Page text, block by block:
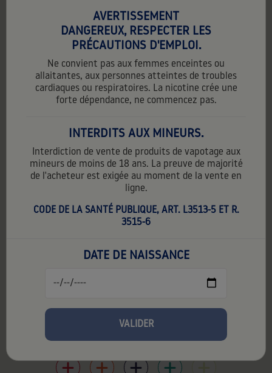
AVERTISSEMENT
DANGEREUX, RESPECTER LES
PRÉCAUTIONS D'EMPLOI.
Ne convient pas aux femmes enceintes ou
allaitantes, aux personnes atteintes de troubles
cardiaques ou respiratoires. La nicotine crée une
forte dépendance, ne commencez pas.
INTERDITS AUX MINEURS.
Interdiction de vente de produits de vapotage aux
mineurs de moins de 18 ans. La preuve de majorité
de l'acheteur est exigée au moment de la vente en
ligne.
CODE DE LA SANTÉ PUBLIQUE, ART. L3513-5 ET R.
3515-6
DATE DE NAISSANCE
VALIDER
Contenance: